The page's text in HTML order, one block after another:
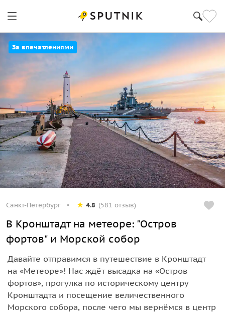
За впечатлениями
Санкт-Петербург 4.8 (581 отзыв)
В Кронштадт на метеоре: "Остров
фортов" и Морской собор
Давайте отправимся в путешествие в Кронштадт
на «Метеоре»! Нас ждёт высадка на «Остров
фортов», прогулка по историческому центру
Кронштадта и посещение величественного
Морского собора, после чего мы вернёмся в центр